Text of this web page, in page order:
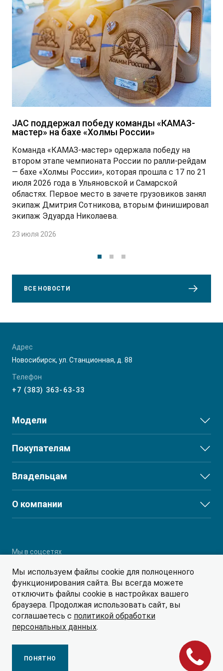
T9 Пикап
от 3 619 000 ₽*
от 4 774 000 ₽*
JAC поддержал победу команды «КАМАЗ-
мастер» на бахе «Холмы России»
Команда «КАМАЗ-мастер» одержала победу на
втором этапе чемпионата России по ралли-рейдам
— бахе «Холмы России», которая прошла с 17 по 21
июля 2026 года в Ульяновской и Самарской
областях. Первое место в зачете грузовиков занял
экипаж Дмитрия Сотникова, вторым финишировал
экипаж Эдуарда Николаева.
23 июля 2026
ВСЕ НОВОСТИ
Адрес
Новосибирск, ул. Станционная, д. 88
Телефон
+7 (383) 363-63-33
Модели
JS3
JS6
J7
RF8
Покупателям
Выбор и покупка
Финансы и услуги
Владельцам
Сервис
Поддержка
О компании
Партнеры
Мы в соцсетях
© 2026
Политика обработки персональных данных
Сделано в ПЕРКС
Мы используем файлы cookie для полноценного
функционирования сайта. Вы всегда можете
отключить файлы cookie в настройках вашего
браузера. Продолжая использовать сайт, вы
соглашаетесь с политикой обработки
персональных данных.
ПОНЯТНО